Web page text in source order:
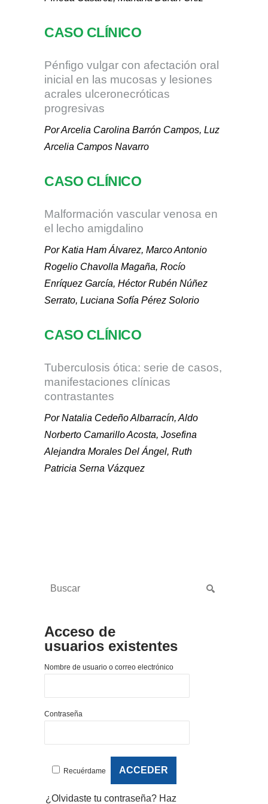
CASO CLÍNICO
Pénfigo vulgar con afectación oral
inicial en las mucosas y lesiones
acrales ulceronecróticas
progresivas
Por Arcelia Carolina Barrón Campos, Luz
Arcelia Campos Navarro
CASO CLÍNICO
Malformación vascular venosa en
el lecho amigdalino
Por Katia Ham Álvarez, Marco Antonio
Rogelio Chavolla Magaña, Rocío
Enríquez García, Héctor Rubén Núñez
Serrato, Luciana Sofía Pérez Solorio
CASO CLÍNICO
Tuberculosis ótica: serie de casos,
manifestaciones clínicas
contrastantes
Por Natalia Cedeño Albarracín, Aldo
Norberto Camarillo Acosta, Josefina
Alejandra Morales Del Ángel, Ruth
Patricia Serna Vázquez
Acceso de
usuarios existentes
Nombre de usuario o correo electrónico
Contraseña
Recuérdame
¿Olvidaste tu contraseña? Haz